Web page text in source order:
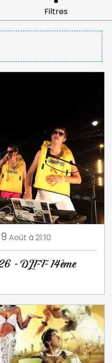
Filtres
Août à 21:10
- DJT-T- 14ème